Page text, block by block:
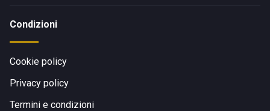
Condizioni
Cookie policy
Privacy policy
Termini e condizioni